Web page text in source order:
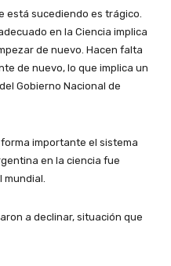
está sucediendo es trágico.
en la Ciencia implica
de nuevo. Hacen falta
de nuevo, lo que implica un
Gobierno Nacional de
importante el sistema
en la ciencia fue
a declinar, situación que